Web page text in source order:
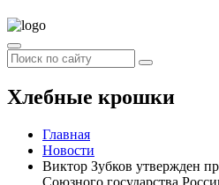
Хлебные крошки
Главная
Новости
Виктор Зубков утвержден
Союзного государства